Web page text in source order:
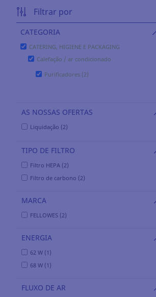
Filtrar por
CATEGORIA
CATERING, HIGIENE E PACKAGING
Calefação / ar condicionado
Purificadores (2)
AS NOSSAS OFERTAS
Liquidação (2)
TIPO DE FILTRO
Filtro HEPA (2)
Filtro de carbono (2)
MARCA
FELLOWES (2)
ENERGIA
62 W (1)
68 W (1)
FLUXO DE AR